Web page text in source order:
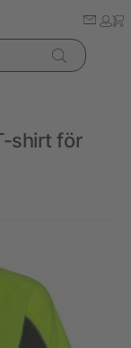
shirt för